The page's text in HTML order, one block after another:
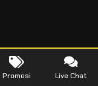
Promosi Live Chat